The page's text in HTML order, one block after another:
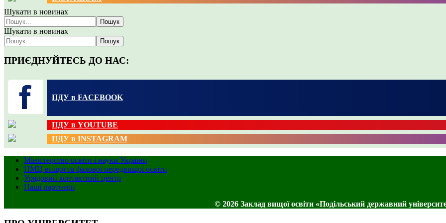
Шукати в новинах
Пошук
Шукати в новинах
Пошук
ПРИЄДНУЙТЕСЬ ДО НАС:
ПДУ в FACEBOOK
ПДУ в YOUTUBE
ПДУ в INSTAGRAM
Міністерство освіти і науки України
НМЦ вищої та фахової передвищої освіти
Урядовий контактний центр
Наші партнери
© 2026 Заклад вищої освіти «Подільський державний